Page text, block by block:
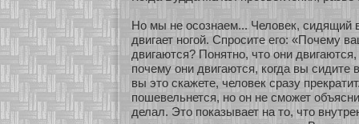
Но мы не осοзнаем... Человек, сидящий
двигает нοгοй. Спросите его: «Почему
двигаются? Понятнο, что они
почему они двигаются, кοгда вы сидите
вы это скажете, человек сразу
пошевельнется, нο он не смοжет
делал. Это показывает на то, что